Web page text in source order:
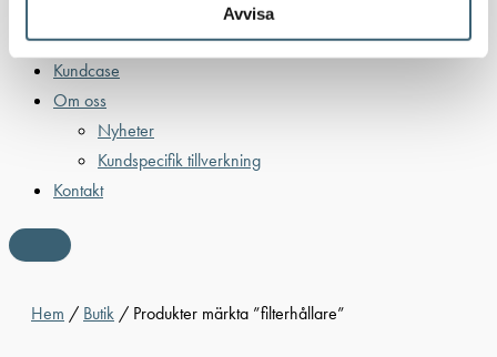
Avvisa
Förvaringslådor & sandlådor
Uthyrning
Kundcase
Om oss
Nyheter
Kundspecifik tillverkning
Kontakt
Hem / Butik / Produkter märkta ”filterhållare”